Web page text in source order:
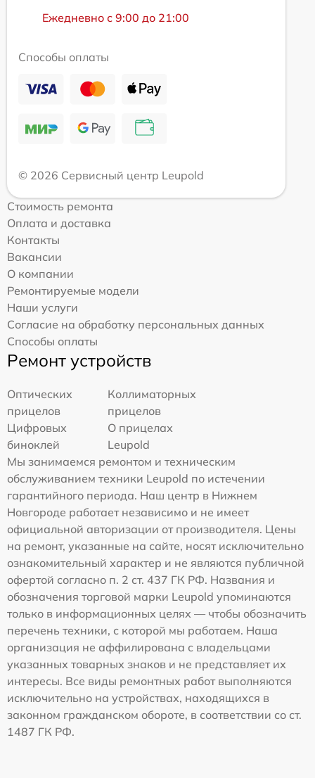
Ежедневно с 9:00 до 21:00
Способы оплаты
© 2026 Сервисный центр Leupold
Стоимость ремонта
Оплата и доставка
Контакты
Вакансии
О компании
Ремонтируемые модели
Наши услуги
Согласие на обработку персональных данных
Способы оплаты
Ремонт устройств
Оптических
прицелов
Коллиматорных
прицелов
Цифровых
биноклей
О прицелах
Leupold
Мы занимаемся ремонтом и техническим
обслуживанием техники Leupold по истечении
гарантийного периода. Наш центр в Нижнем
Новгороде работает независимо и не имеет
официальной авторизации от производителя. Цены
на ремонт, указанные на сайте, носят исключительно
ознакомительный характер и не являются публичной
офертой согласно п. 2 ст. 437 ГК РФ. Названия и
обозначения торговой марки Leupold упоминаются
только в информационных целях — чтобы обозначить
перечень техники, с которой мы работаем. Наша
организация не аффилирована с владельцами
указанных товарных знаков и не представляет их
интересы. Все виды ремонтных работ выполняются
исключительно на устройствах, находящихся в
законном гражданском обороте, в соответствии со ст.
1487 ГК РФ.